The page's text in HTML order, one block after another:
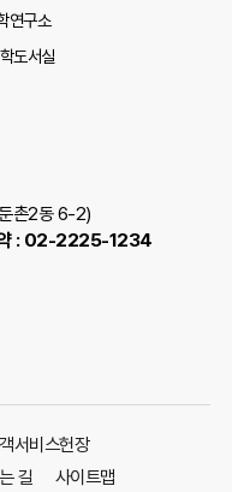
연구소
도서실
촌2동 6-2)
약 : 02-2225-1234
서비스헌장
길 사이트맵